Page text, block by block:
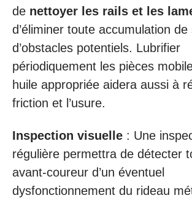
de nettoyer les rails et les
d’éliminer toute accumulation
d’obstacles potentiels. Lubrifier
périodiquement les pièces
huile appropriée aidera aussi à
friction et l’usure.
Inspection visuelle : Une
régulière permettra de détecter
avant-coureur d’un éventuel
dysfonctionnement du rideau